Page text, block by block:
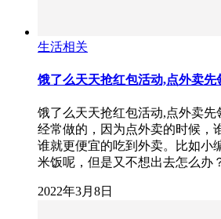
生活相关
饿了么天天抢红包活动,点外卖先
饿了么天天抢红包活动,点外卖
经常做的，因为点外卖的时候，
谁就更便宜的吃到外卖。比如小
米饭呢，但是又不想出去怎么办
2022年3月8日